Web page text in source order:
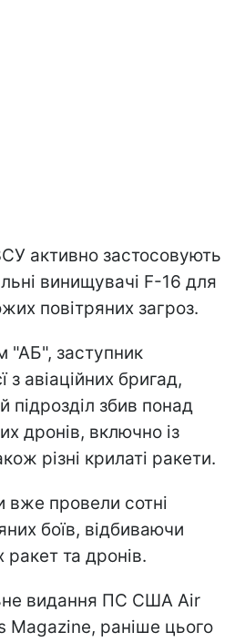
активно застосовують
винищувачі F-16 для
повітряних загроз.
"АБ", заступник
з авіаційних бригад,
підрозділ збив понад
дронів, включно із
різні крилаті ракети.
вже провели сотні
боїв, відбиваючи
ракет та дронів.
видання ПС США Air
Magazine, раніше цього